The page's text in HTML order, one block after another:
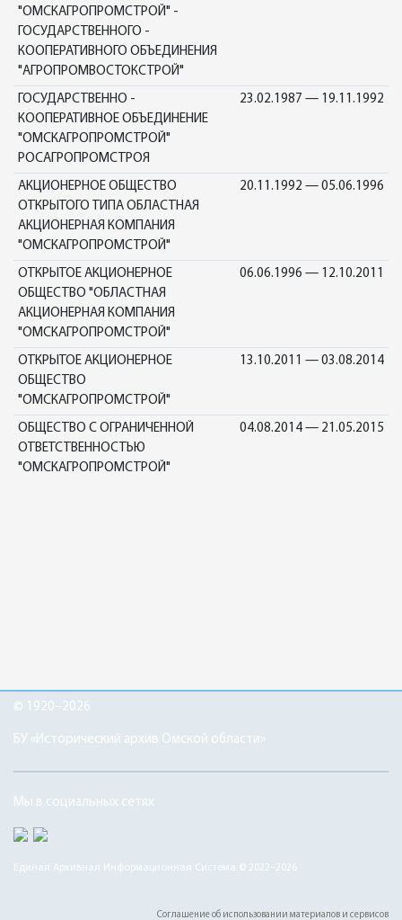
"ОМСКАГРОПРОМСТРОЙ" -
ГОСУДАРСТВЕННОГО -
КООПЕРАТИВНОГО ОБЪЕДИНЕНИЯ
"АГРОПРОМВОСТОКСТРОЙ"
ГОСУДАРСТВЕННО -
КООПЕРАТИВНОЕ ОБЪЕДИНЕНИЕ
"ОМСКАГРОПРОМСТРОЙ"
РОСАГРОПРОМСТРОЯ
23.02.1987 — 19.11.1992
АКЦИОНЕРНОЕ ОБЩЕСТВО
ОТКРЫТОГО ТИПА ОБЛАСТНАЯ
АКЦИОНЕРНАЯ КОМПАНИЯ
"ОМСКАГРОПРОМСТРОЙ"
20.11.1992 — 05.06.1996
ОТКРЫТОЕ АКЦИОНЕРНОЕ
ОБЩЕСТВО "ОБЛАСТНАЯ
АКЦИОНЕРНАЯ КОМПАНИЯ
"ОМСКАГРОПРОМСТРОЙ"
06.06.1996 — 12.10.2011
ОТКРЫТОЕ АКЦИОНЕРНОЕ
ОБЩЕСТВО
"ОМСКАГРОПРОМСТРОЙ"
13.10.2011 — 03.08.2014
ОБЩЕСТВО С ОГРАНИЧЕННОЙ
ОТВЕТСТВЕННОСТЬЮ
"ОМСКАГРОПРОМСТРОЙ"
04.08.2014 — 21.05.2015
© 1920–2026
БУ «Исторический архив Омской области»
Мы в социальных сетях
Единая Архивная Информационная Система © 2022–2026
Соглашение об использовании материалов и сервисов